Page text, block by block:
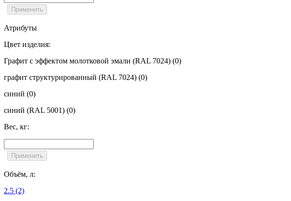
Атрибуты
Цвет изделия:
Графит с эффектом молотковой эмали (RAL 7024) (0)
графит структурированный (RAL 7024) (0)
синий (0)
синий (RAL 5001) (0)
Вес, кг:
Объём, л:
2.5 (2)